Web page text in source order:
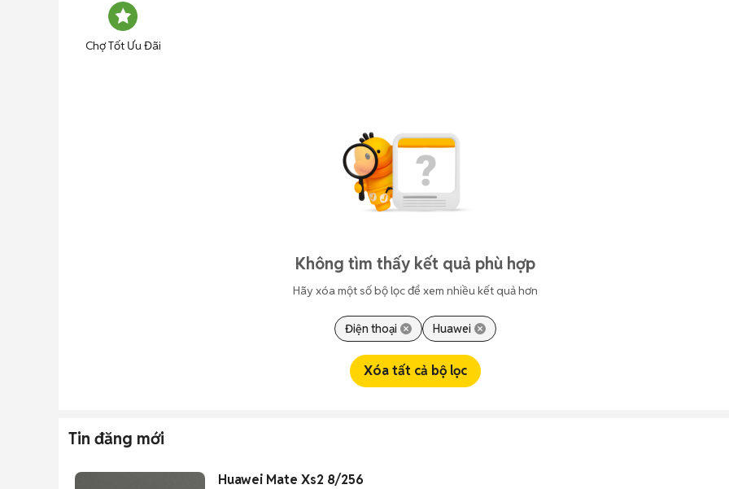
Chợ Tốt Ưu Đãi
Không tìm thấy kết quả phù hợp
Hãy xóa một số bộ lọc để xem nhiều kết quả hơn
Điện thoại Huawei
Xóa tất cả bộ lọc
Tin đăng mới
Huawei Mate Xs2 8/256